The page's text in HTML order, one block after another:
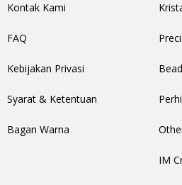
Kontak Kami
FAQ
Kebijakan Privasi
Syarat & Ketentuan
Bagan Warna
IM